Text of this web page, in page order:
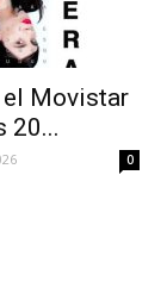
el Movistar
20...
0